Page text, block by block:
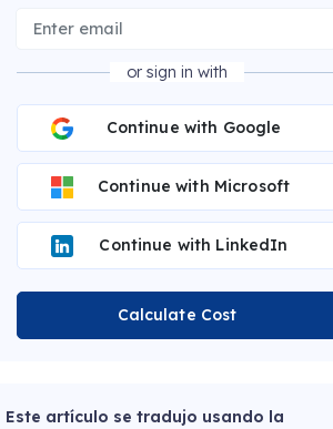
or sign in with
Continue with Google
Continue with Microsoft
Continue with LinkedIn
Calculate Cost
Este artículo se tradujo usando la